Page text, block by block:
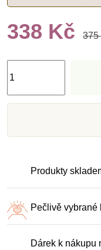
338 Kč 375
Produkty
Pečlivě vybrané
Dárek k nákupu